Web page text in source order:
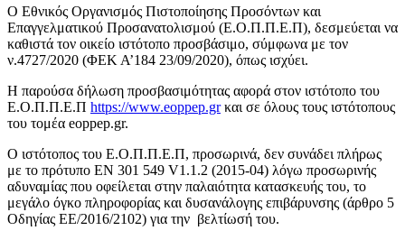
O Εθνικός Οργανισμός Πιστοποίησης Προσόντων και
Επαγγελματικού Προσανατολισμού (Ε.Ο.Π.Π.Ε.Π), δεσμεύεται να
καθιστά τον οικείο ιστότοπο προσβάσιμο, σύμφωνα με τον
ν.4727/2020 (ΦΕΚ Α’184 23/09/2020), όπως ισχύει.
Η παρούσα δήλωση προσβασιμότητας αφορά στον ιστότοπο του
Ε.Ο.Π.Π.Ε.Π https://www.eoppep.grκαι σε όλους τους ιστότοπους
του τομέα eoppep.gr.
Ο ιστότοπος του Ε.Ο.Π.Π.Ε.Π, προσωρινά, δεν συνάδει πλήρως
με το πρότυπο ΕΝ 301 549 V1.1.2 (2015-04) λόγω προσωρινής
αδυναμίας που οφείλεται στην παλαιότητα κατασκευής του, το
μεγάλο όγκο πληροφορίας και δυσανάλογης επιβάρυνσης (άρθρο 5
Οδηγίας ΕΕ/2016/2102) για την βελτίωσή του.